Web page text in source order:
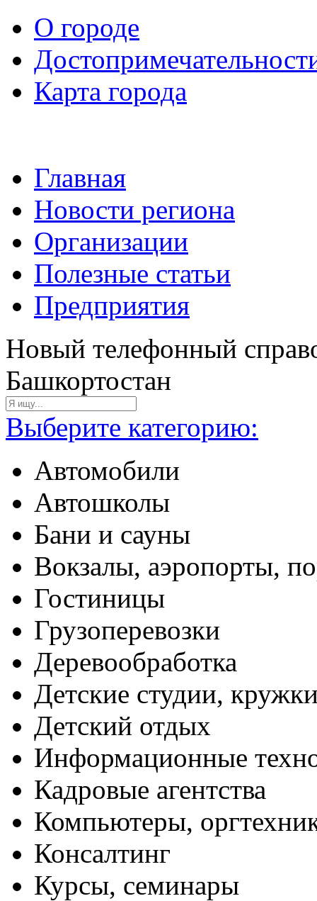
О городе
Карта города
Главная
Новости региона
Организации
Полезные статьи
Предприятия
Новый телефонный
Башкортостан
Выберите категорию:
Автомобили
Автошколы
Бани и сауны
Вокзалы, аэропорты,
Гостиницы
Грузоперевозки
Деревообработка
Детские студии,
Детский отдых
Информационные
Кадровые агентства
Компьютеры,
Консалтинг
Курсы, семинары